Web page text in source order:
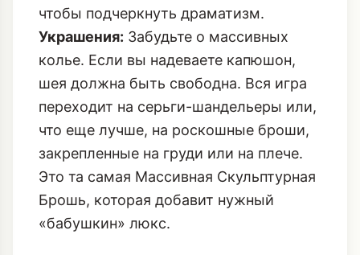
чтобы подчеркнуть драматизм.
Украшения: Забудьте о массивных
колье. Если вы надеваете капюшон,
шея должна быть свободна. Вся игра
переходит на серьги-шандельеры или,
что еще лучше, на роскошные броши,
закрепленные на груди или на плече.
Это та самая Массивная Скульптурная
Брошь, которая добавит нужный
«бабушкин» люкс.